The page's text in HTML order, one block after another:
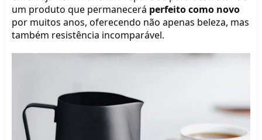
um produto que permanecerá perfeito como novo
por muitos anos, oferecendo não apenas beleza, mas
também resistência incomparável.